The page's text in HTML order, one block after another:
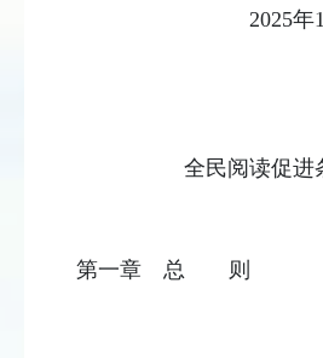
全民阅读促进
第一章 总 则